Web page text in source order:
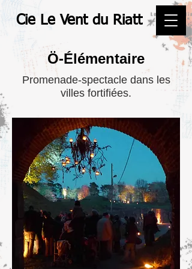
Cie Le Vent du Riatt
Ö-Élémentaire
Promenade-spectacle dans les
villes fortifiées.